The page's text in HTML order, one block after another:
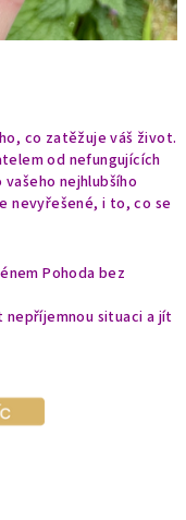
co zatěžuje váš život.
od nefungujících
nejhlubšího
nevyřešené, i to, co se
Pohoda bez
situaci a jít